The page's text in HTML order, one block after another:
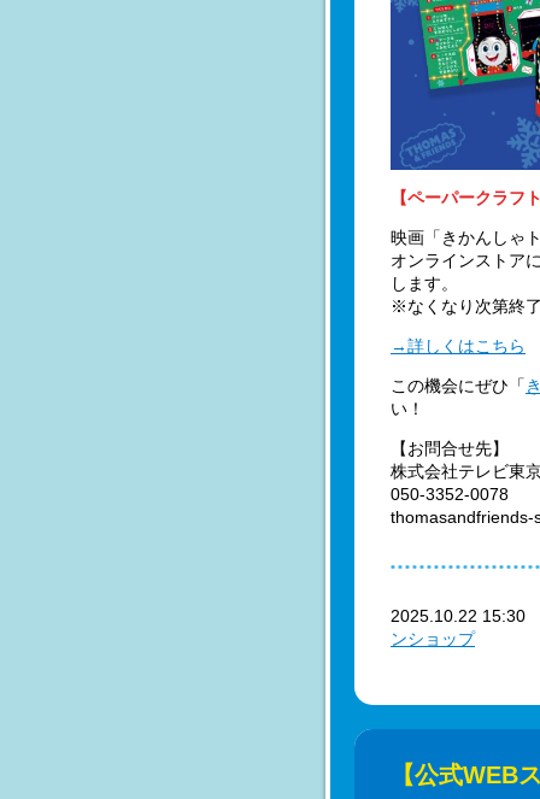
【ペーパークラフ
映画「きかんしゃ
オンラインストア
します。
※なくなり次第終
→詳しくはこちら
この機会にぜひ「
い！
【お問合せ先】
株式会社テレビ東
050-3352-0078
thomasandfriends-
2025.10.22
ンショップ
【公式WEB